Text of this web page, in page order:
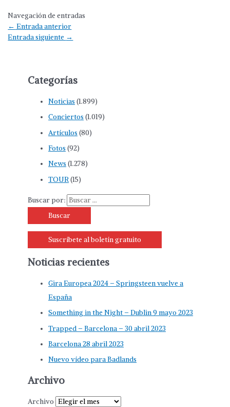
Navegación de entradas
← Entrada anterior
Entrada siguiente →
Categorías
Noticias (1.899)
Conciertos (1.019)
Artículos (80)
Fotos (92)
News (1.278)
TOUR(15)
Buscar por:
Suscríbete al boletín gratuito
Noticias recientes
Gira Europea 2024 – Springsteen vuelve a
España
Something in the Night – Dublin 9 mayo 2023
Trapped – Barcelona – 30 abril 2023
Barcelona 28 abril 2023
Nuevo vídeo para Badlands
Archivo
Archivo